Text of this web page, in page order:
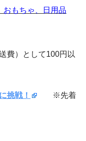
おもちゃ、日用品
費）として100円以
挑戦！
※先着